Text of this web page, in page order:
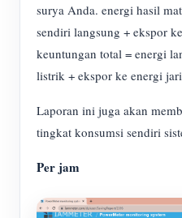
surya Anda. energi hasil
sendiri langsung + ekspor
keuntungan total = energi
listrik + ekspor ke energi
Laporan ini juga akan
tingkat konsumsi sendiri
Per jam